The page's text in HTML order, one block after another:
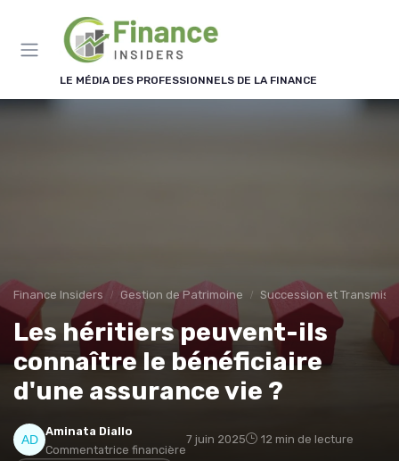
LE MÉDIA DES PROFESSIONNELS DE LA FINANCE
Finance Insiders Gestion de Patrimoine Succession et
Les héritiers peuvent-ils
connaître le bénéficiaire
d'une assurance vie ?
Aminata Diallo
Commentatrice financière
7 juin 2025 12 min de lecture